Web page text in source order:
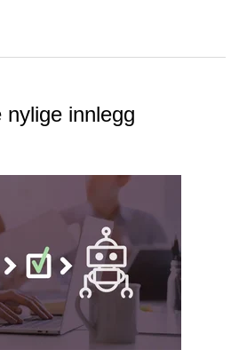
nylige innlegg